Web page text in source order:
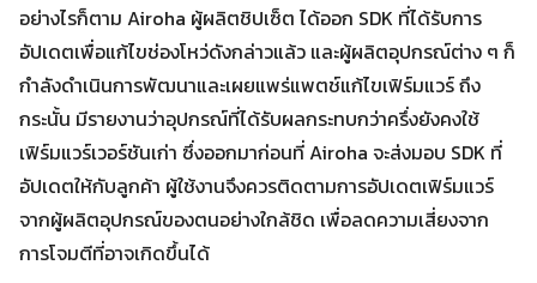
อย่างไรก็ตาม Airoha ผู้ผลิตชิปเซ็ต ได้ออก SDK ที่ได้รับการ
อัปเดตเพื่อแก้ไขช่องโหว่ดังกล่าวแล้ว และผู้ผลิตอุปกรณ์ต่าง ๆ ก็
กำลังดำเนินการพัฒนาและเผยแพร่แพตช์แก้ไขเฟิร์มแวร์ ถึง
กระนั้น มีรายงานว่าอุปกรณ์ที่ได้รับผลกระทบกว่าครึ่งยังคงใช้
เฟิร์มแวร์เวอร์ชันเก่า ซึ่งออกมาก่อนที่ Airoha จะส่งมอบ SDK ที่
อัปเดตให้กับลูกค้า ผู้ใช้งานจึงควรติดตามการอัปเดตเฟิร์มแวร์
จากผู้ผลิตอุปกรณ์ของตนอย่างใกล้ชิด เพื่อลดความเสี่ยงจาก
การโจมตีที่อาจเกิดขึ้นได้